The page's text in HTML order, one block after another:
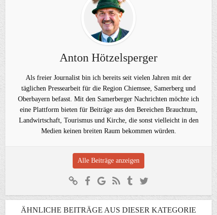
Anton Hötzelsperger
Als freier Journalist bin ich bereits seit vielen Jahren mit der
täglichen Pressearbeit für die Region Chiemsee, Samerberg und
Oberbayern befasst. Mit den Samerberger Nachrichten möchte ich
eine Plattform bieten für Beiträge aus den Bereichen Brauchtum,
Landwirtschaft, Tourismus und Kirche, die sonst vielleicht in den
Medien keinen breiten Raum bekommen würden.
Alle Beiträge anzeigen
ÄHNLICHE BEITRÄGE AUS DIESER KATEGORIE